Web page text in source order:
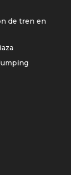
de tren en